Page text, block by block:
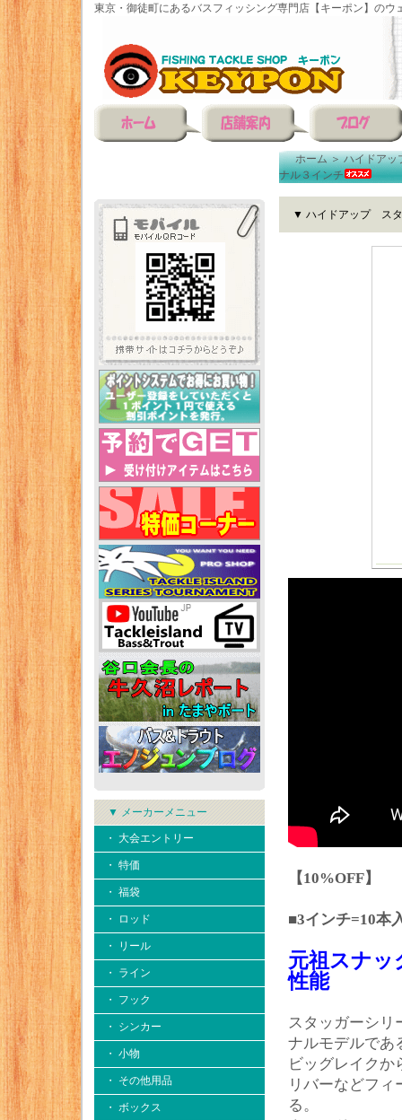
東京・御徒町にあるバスフィッシング専門店【キーポン】のウ
▼ メーカーメニュー
・ 大会エントリー
・ 特価
・ 福袋
・ ロッド
・ リール
・ ライン
・ フック
・ シンカー
・ 小物
・ その他用品
・ ボックス
ホーム＞ハイドアッ
ナル３インチ
▼ ハイドアップ スタ
【10%OFF】
■3インチ=10本
元祖スナッ
性能
スタッガーシリ
ナルモデルであ
ビッグレイクか
リバーなどフ
る。